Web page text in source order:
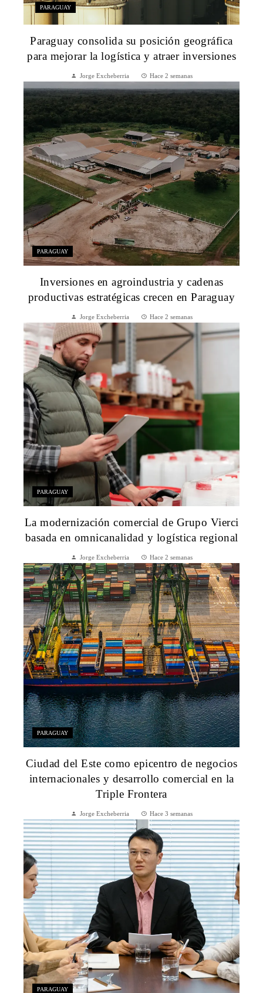
PARAGUAY
Paraguay consolida su posición geográfica
para mejorar la logística y atraer inversiones
Jorge Excheberria Hace 2 semanas
PARAGUAY
Inversiones en agroindustria y cadenas
productivas estratégicas crecen en Paraguay
Jorge Excheberria Hace 2 semanas
PARAGUAY
La modernización comercial de Grupo Vierci
basada en omnicanalidad y logística regional
Jorge Excheberria Hace 2 semanas
PARAGUAY
Ciudad del Este como epicentro de negocios
internacionales y desarrollo comercial en la
Triple Frontera
Jorge Excheberria Hace 3 semanas
PARAGUAY